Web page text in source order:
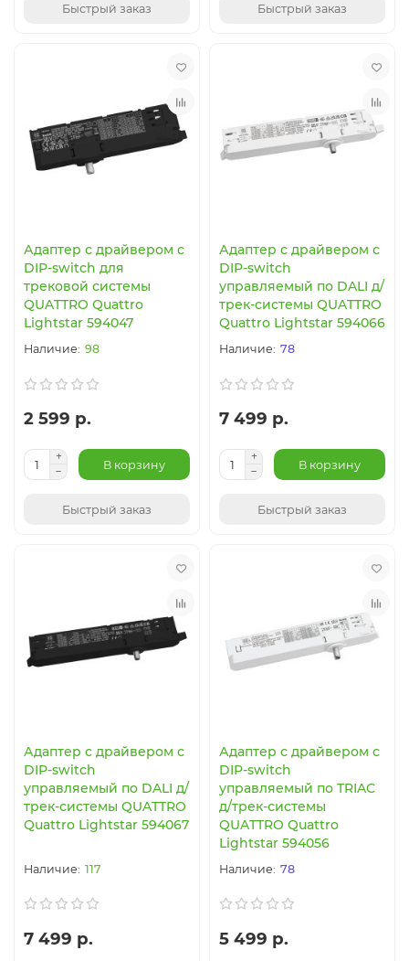
Быстрый заказ Быстрый заказ
Адаптер с драйвером с
DIP-switch для
трековой системы
QUATTRO Quattro
Lightstar 594047
98
2 599 р.
В корзину
Быстрый заказ
Адаптер с драйвером с
DIP-switch
управляемый по DALI д/
трек-системы QUATTRO
Quattro Lightstar 594066
78
7 499 р.
В корзину
Быстрый заказ
Адаптер с драйвером с
DIP-switch
управляемый по DALI д/
трек-системы QUATTRO
Quattro Lightstar 594067
117
7 499 р.
Адаптер с драйвером с
DIP-switch
управляемый по TRIAC
д/трек-системы
QUATTRO Quattro
Lightstar 594056
78
5 499 р.